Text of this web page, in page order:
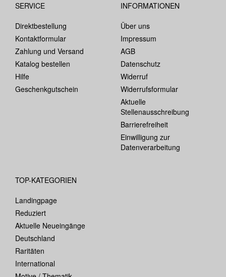
SERVICE
Direktbestellung
Kontaktformular
Zahlung und Versand
Katalog bestellen
Hilfe
Geschenkgutschein
INFORMATIONEN
Über uns
Impressum
AGB
Datenschutz
Widerruf
Widerrufsformular
Aktuelle
Stellenausschreibung
Barrierefreiheit
Einwilligung zur
Datenverarbeitung
TOP-KATEGORIEN
Landingpage
Reduziert
Aktuelle Neueingänge
Deutschland
Raritäten
International